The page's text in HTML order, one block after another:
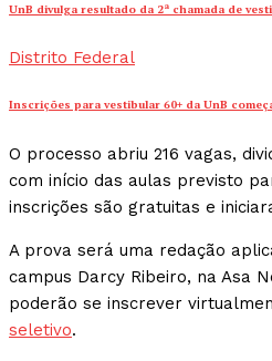
UnB divulga resultado da 2ª chamada de
Distrito Federal
Inscrições para vestibular 60+ da UnB
O processo abriu 216 vagas,
com início das aulas previsto
inscrições são gratuitas e
A prova será uma redação
campus Darcy Ribeiro, na Asa
poderão se inscrever
seletivo.